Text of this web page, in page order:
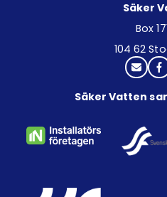
Säker
Box
104 62
Säker Vatten